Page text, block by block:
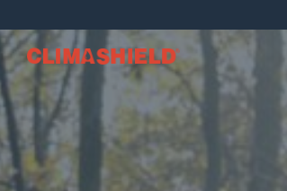
Climashield®